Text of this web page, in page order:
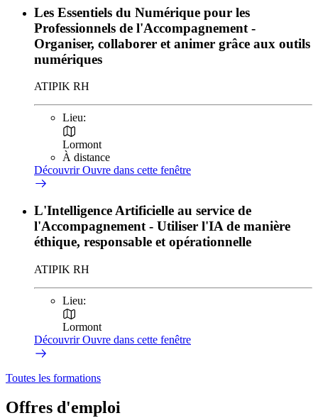
Les Essentiels du Numérique pour les
Professionnels de l'Accompagnement -
Organiser, collaborer et animer grâce aux outils
numériques
ATIPIK RH
Lieu:
Lormont
À distance
DécouvrirOuvre dans cette fenêtre
L'Intelligence Artificielle au service de
l'Accompagnement - Utiliser l'IA de manière
éthique, responsable et opérationnelle
ATIPIK RH
Lieu:
Lormont
DécouvrirOuvre dans cette fenêtre
Toutes les formations
Offres d'emploi